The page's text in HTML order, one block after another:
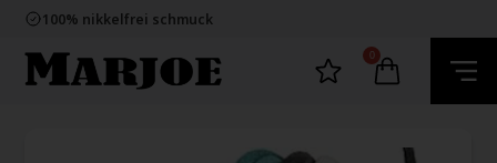
100% nikkelfrei schmuck
60 Tage Rückgabe
E-mark webshop
100% nikkelfrei schmuck
0